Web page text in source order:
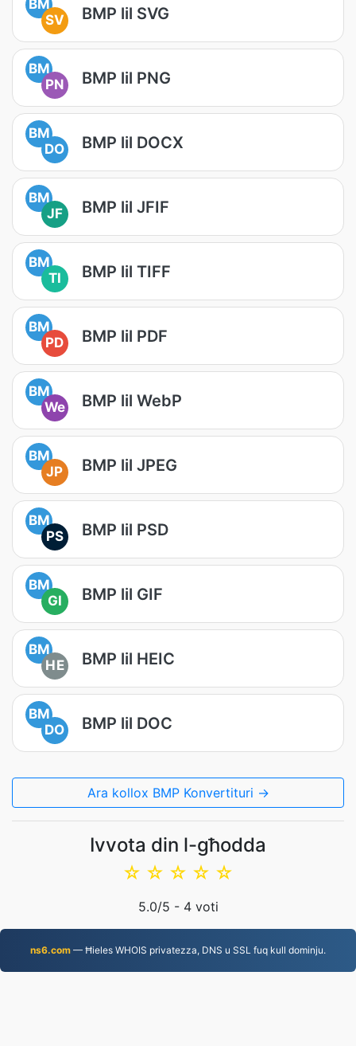
BM
SV
BMP lil SVG
BM
PN
BMP lil PNG
BM
DO
BMP lil DOCX
BM
JF
BMP lil JFIF
BM
TI
BMP lil TIFF
BM
PD
BMP lil PDF
BM
We
BMP lil WebP
BM
JP
BMP lil JPEG
BM
PS
BMP lil PSD
BM
GI
BMP lil GIF
BM
HE
BMP lil HEIC
BM
DO
BMP lil DOC
Ara kollox BMP Konvertituri →
Ivvota din l-għodda
☆
☆
☆
☆
☆
5.0/5 - 4voti
ns6.com — Ħieles WHOIS privatezza, DNS u SSL fuq kull dominju.